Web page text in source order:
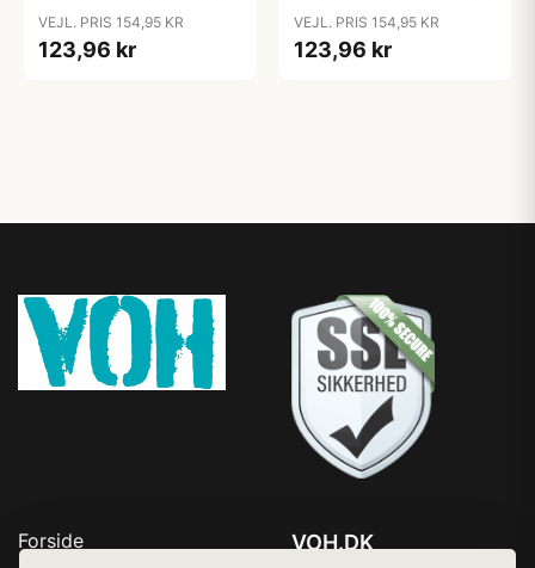
VEJL. PRIS 154,95 KR
123,96 kr
VEJL. PRIS 154,95 KR
123,96 kr
Forside
VOH.DK